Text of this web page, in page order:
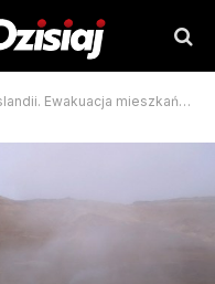
Ewakuacja mieszkańców